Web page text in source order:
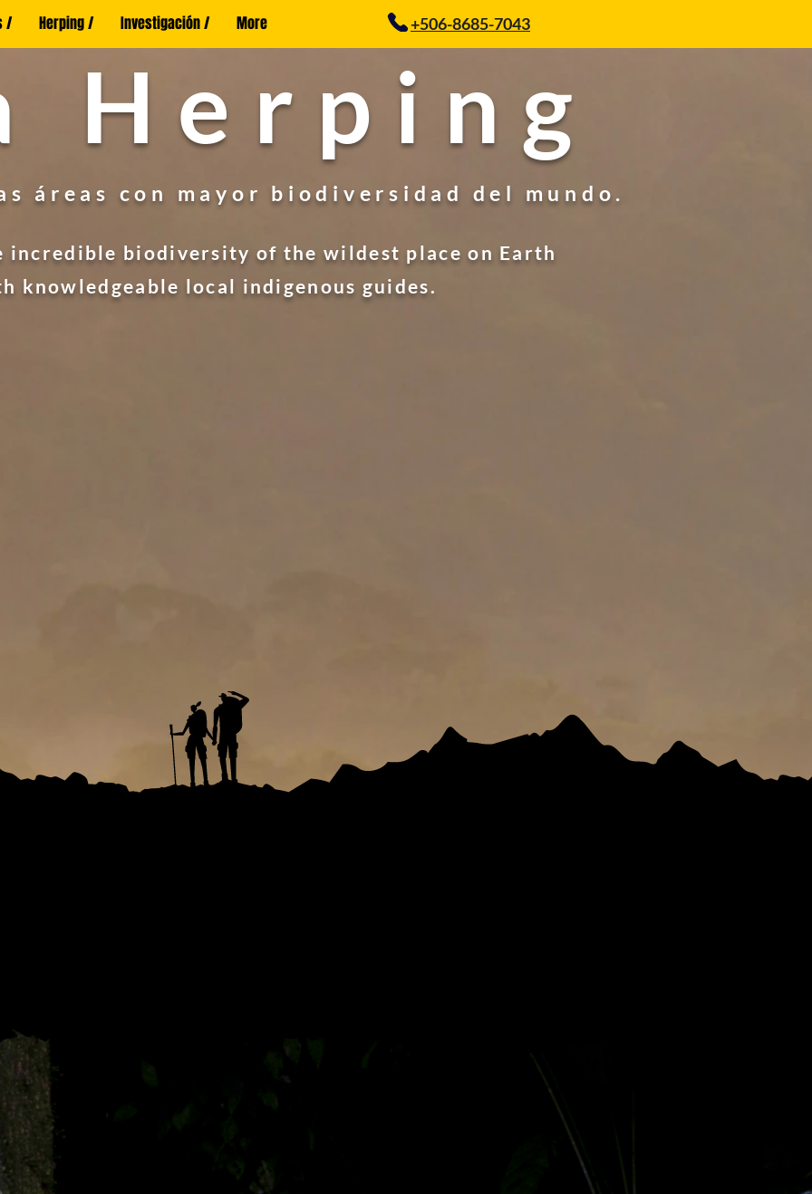
/ Herping / Investigación / More +506-8685-7043
Herping
áreas con mayor biodiversidad del mundo.
incredible biodiversity of the wildest place on Earth
knowledgeable local indigenous guides.